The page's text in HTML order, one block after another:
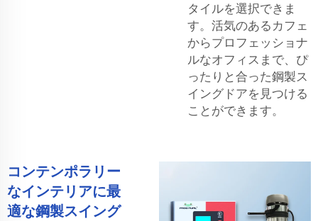
タイルを選択できま
す。活気のあるカフェ
からプロフェッショナ
ルなオフィスまで、ぴ
ったりと合った鋼製ス
イングドアを見つける
ことができます。
コンテンポラリー
なインテリアに最
適な鋼製スイング